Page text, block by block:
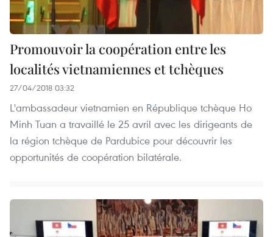
Promouvoir la coopération entre les
localités vietnamiennes et tchèques
27/04/2018 03:32
L'ambassadeur vietnamien en République tchèque Ho
Minh Tuan a travaillé le 25 avril avec les dirigeants de
la région tchèque de Pardubice pour découvrir les
opportunités de coopération bilatérale.